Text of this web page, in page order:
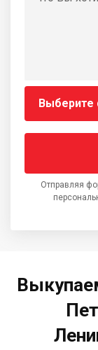
Выберите
Отправляя